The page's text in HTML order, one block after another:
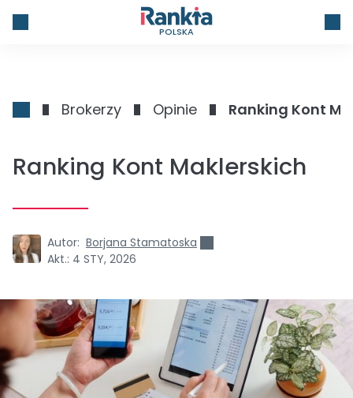
POLSKA
Brokerzy Opinie Ranking Kont
Ranking Kont Maklerskich
Autor: Borjana Stamatoska
Akt.: 4 STY, 2026